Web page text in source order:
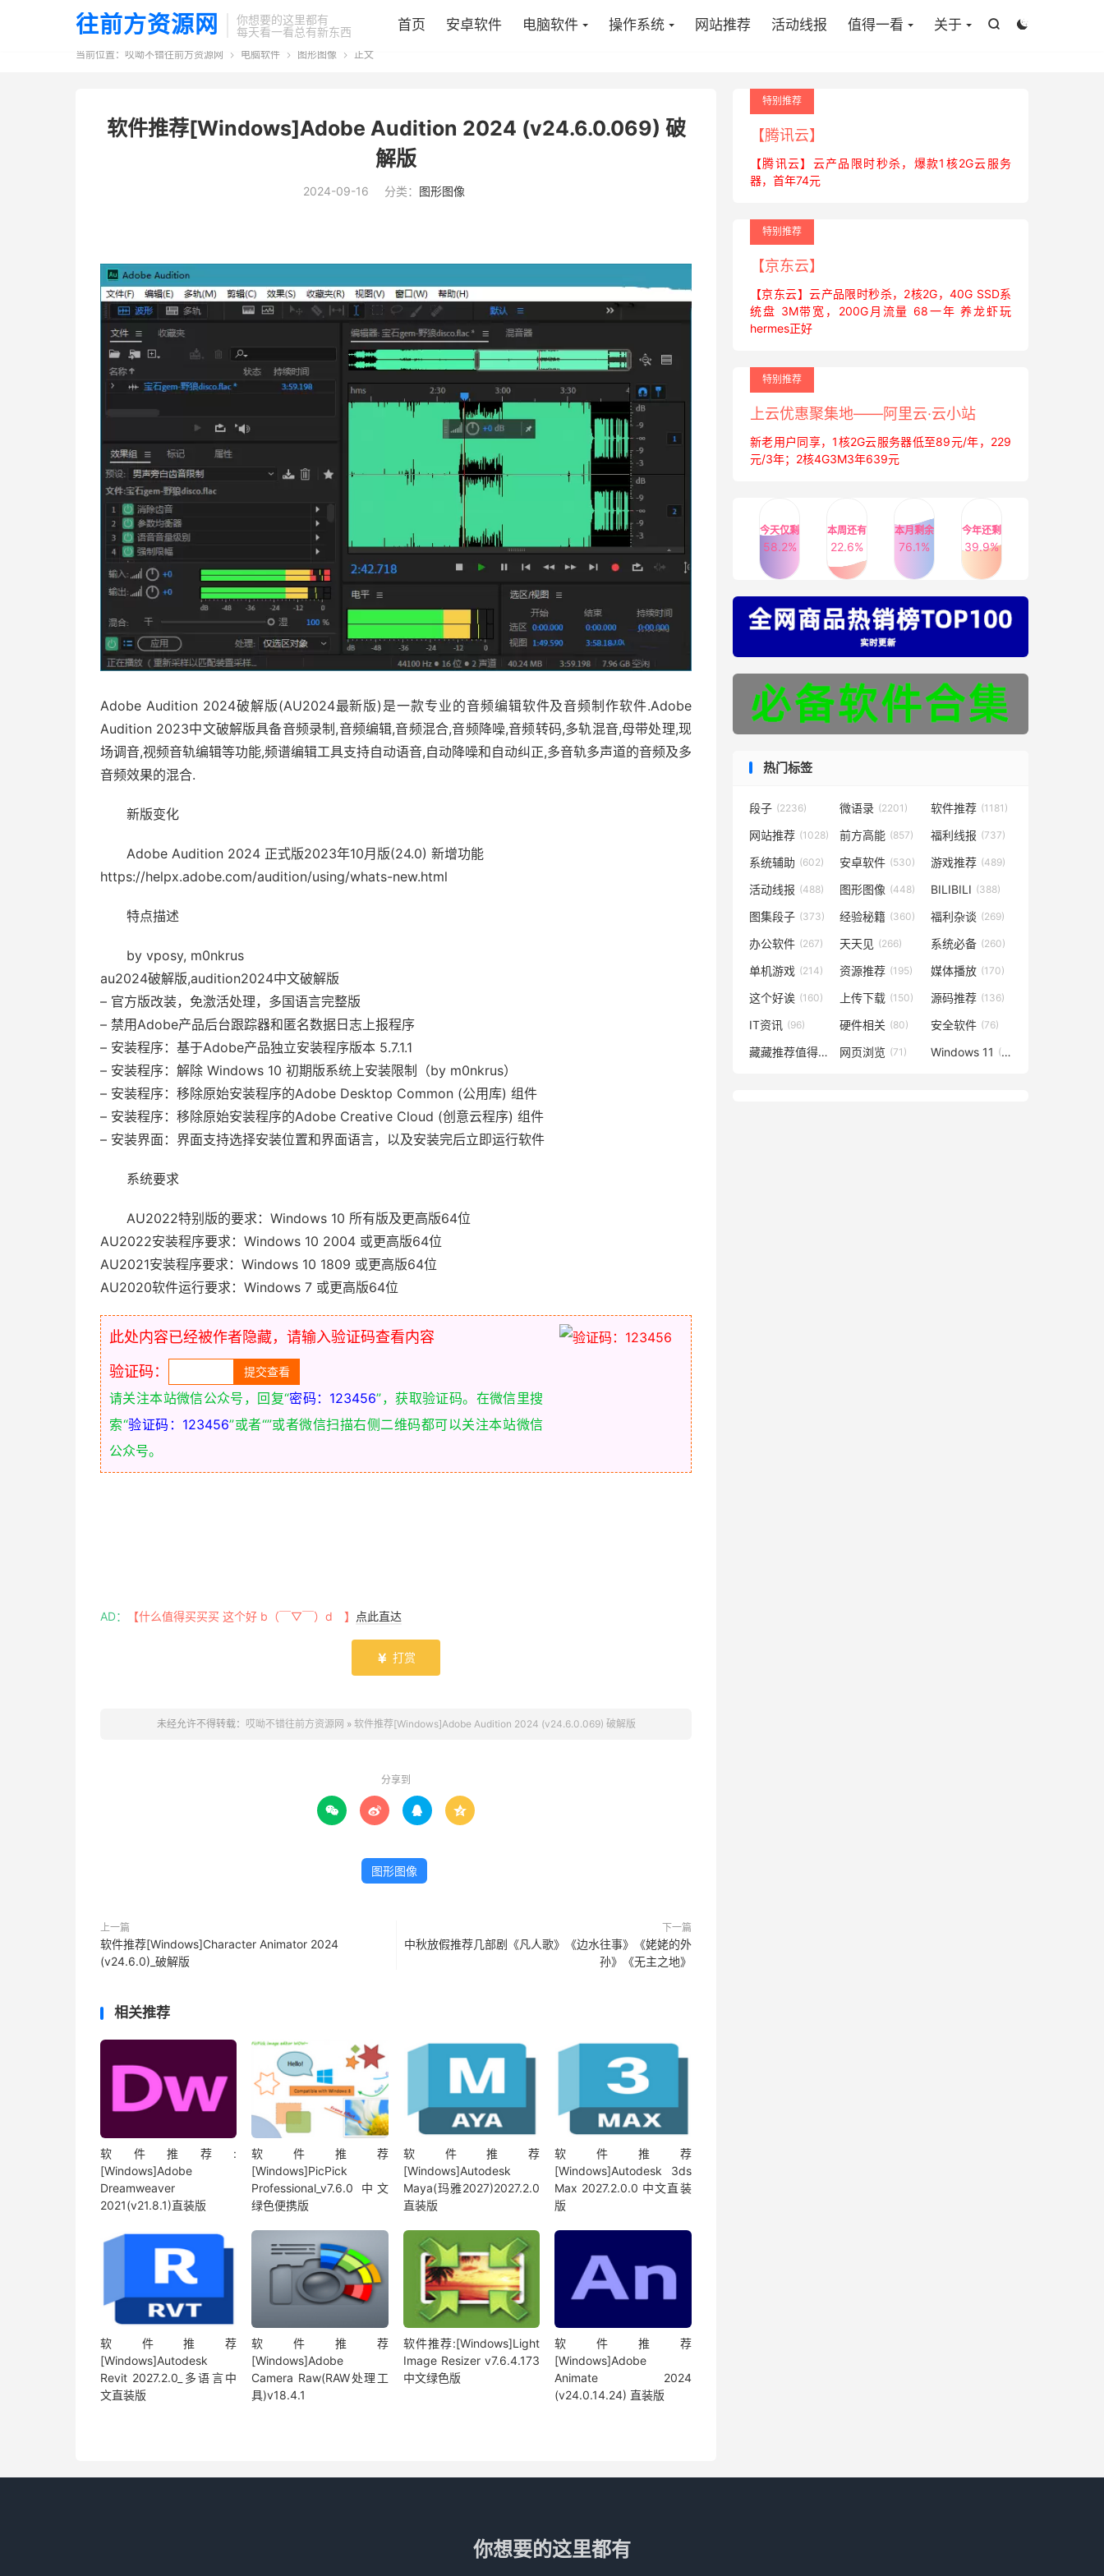
往前方资源网
你想要的这里都有
每天看一看总有新东西


首页 安卓软件 电脑软件 操作系统 网站推荐 活动线报 值得一看 关于
当前位置： 哎呦不错往前方资源网  电脑软件  图形图像  正文
软件推荐[Windows]Adobe Audition 2024 (v24.6.0.069) 破
解版
2024-09-16 分类： 图形图像
Adobe Audition 2024破解版(AU2024最新版)是一款专业的音频编辑软件及音频制作软件.Adobe
Audition 2023中文破解版具备音频录制,音频编辑,音频混合,音频降噪,音频转码,多轨混音,母带处理,现
场调音,视频音轨编辑等功能,频谱编辑工具支持自动语音,自动降噪和自动纠正,多音轨多声道的音频及多
音频效果的混合.
新版变化
Adobe Audition 2024 正式版2023年10月版(24.0) 新增功能
https://helpx.adobe.com/audition/using/whats-new.html
特点描述
by vposy, m0nkrus
au2024破解版,audition2024中文破解版
– 官方版改装，免激活处理，多国语言完整版
– 禁用Adobe产品后台跟踪器和匿名数据日志上报程序
– 安装程序：基于Adob​​e产品独立安装程序版本 5.7.1.1
– 安装程序：解除 Windows 10 初期版系统上安装限制（by m0nkrus）
– 安装程序：移除原始安装程序的Adobe Desktop Common (公用库) 组件
– 安装程序：移除原始安装程序的Adobe Creative Cloud (创意云程序) 组件
– 安装界面：界面支持选择安装位置和界面语言，以及安装完后立即运行软件
系统要求
AU2022特别版的要求：Windows 10 所有版及更高版64位
AU2022安装程序要求：Windows 10 2004 或更高版64位
AU2021安装程序要求：Windows 10 1809 或更高版64位
AU2020软件运行要求：Windows 7 或更高版64位
此处内容已经被作者隐藏，请输入验证码查看内容
验证码：
请关注本站微信公众号，回复“密码：123456”，获取验证码。在微信里搜
索“验证码：123456”或者“”或者微信扫描右侧二维码都可以关注本站微信
公众号。
AD： 【什么值得买买买 这个好 b（￣▽￣）d 】 点此直达
 打赏
未经允许不得转载： 哎呦不错往前方资源网 » 软件推荐[Windows]Adobe Audition 2024 (v24.6.0.069) 破解版
分享到
   
图形图像
上一篇
软件推荐[Windows]Character Animator 2024
(v24.6.0)_破解版
下一篇
中秋放假推荐几部剧《凡人歌》《边水往事》《姥姥的外
孙》《无主之地》
相关推荐
软件推荐:
[Windows]Adobe
Dreamweaver
2021(v21.8.1)直装版
软件推荐
[Windows]PicPick
Professional_v7.6.0 中文
绿色便携版
软件推荐
[Windows]Autodesk
Maya(玛雅2027)2027.2.0
直装版
软件推荐
[Windows]Autodesk 3ds
Max 2027.2.0.0 中文直装
版
软件推荐
[Windows]Autodesk
Revit 2027.2.0_多语言中
文直装版
软件推荐
[Windows]Adobe
Camera Raw(RAW处理工
具)v18.4.1
软件推荐:[Windows]Light
Image Resizer v7.6.4.173
中文绿色版
软件推荐
[Windows]Adobe
Animate 2024
(v24.0.14.24) 直装版
特别推荐
【腾讯云】
【腾讯云】云产品限时秒杀，爆款1核2G云服务
器，首年74元
特别推荐
【京东云】
【京东云】云产品限时秒杀，2核2G，40G SSD系
统盘 3M带宽，200G月流量 68一年 养龙虾玩
hermes正好
特别推荐
上云优惠聚集地——阿里云·云小站
新老用户同享，1核2G云服务器低至89元/年，229
元/3年；2核4G3M3年639元
今天仅剩
58.2%
本周还有
22.6%
本月剩余
76.1%
今年还剩
39.9%
热门标签
段子 (2236) 微语录 (2201) 软件推荐 (1181)
网站推荐 (1028) 前方高能 (857) 福利线报 (737)
系统辅助 (602) 安卓软件 (530) 游戏推荐 (489)
活动线报 (488) 图形图像 (448) BILIBILI (388)
图集段子 (373) 经验秘籍 (360) 福利杂谈 (269)
办公软件 (267) 天天见 (266) 系统必备 (260)
单机游戏 (214) 资源推荐 (195) 媒体播放 (170)
这个好诶 (160) 上传下载 (150) 源码推荐 (136)
IT资讯 (96) 硬件相关 (80) 安全软件 (76)
藏藏推荐值得一看 (73)
网页浏览 (71) Windows 11 (49)
你想要的这里都有